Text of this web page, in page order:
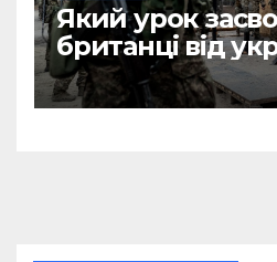
Який урок
британці від
військових?